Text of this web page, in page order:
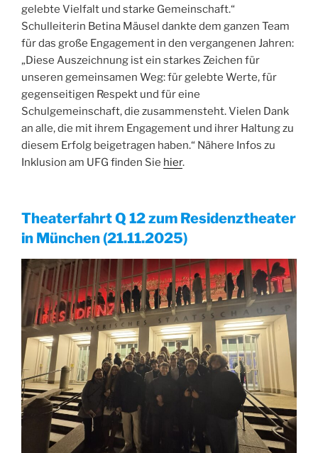
gelebte Vielfalt und starke Gemeinschaft.“
Schulleiterin Betina Mäusel dankte dem ganzen Team
für das große Engagement in den vergangenen Jahren:
„Diese Auszeichnung ist ein starkes Zeichen für
unseren gemeinsamen Weg: für gelebte Werte, für
gegenseitigen Respekt und für eine
Schulgemeinschaft, die zusammensteht. Vielen Dank
an alle, die mit ihrem Engagement und ihrer Haltung zu
diesem Erfolg beigetragen haben.“ Nähere Infos zu
Inklusion am UFG finden Sie hier.
Theaterfahrt Q 12 zum Residenztheater
in München (21.11.2025)